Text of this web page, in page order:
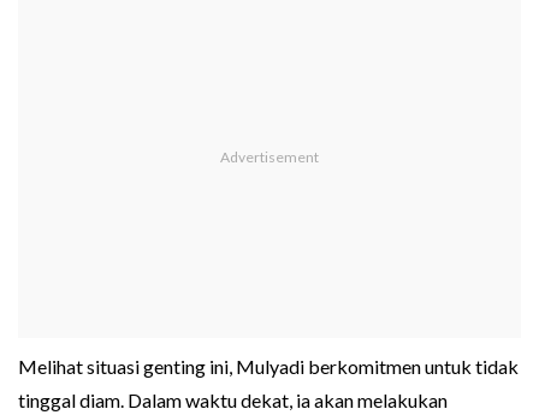
Melihat situasi genting ini, Mulyadi berkomitmen untuk tidak
tinggal diam. Dalam waktu dekat, ia akan melakukan